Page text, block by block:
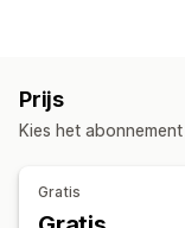
Productbundels
Kortingen beheren
Volumekortingen
Automatisch
Prijs
Kies het
Gratis